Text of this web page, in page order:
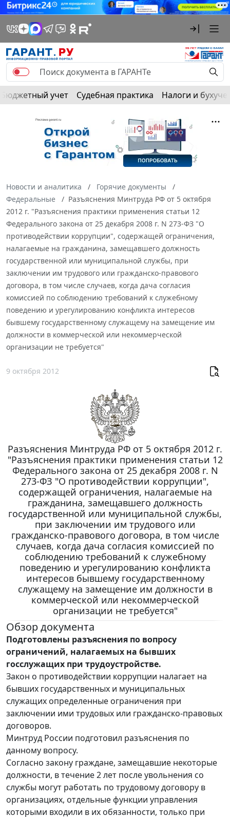
Бюджетный учет Судебная практика Налоги и
Новости и аналитика
Горячие документы
Федеральные
Разъяснения Минтруда РФ от 5 октября
2012 г. "Разъяснения практики применения статьи 12
Федерального закона от 25 декабря 2008 г. N 273-ФЗ "О
противодействии коррупции", содержащей ограничения,
налагаемые на гражданина, замещавшего должность
государственной или муниципальной службы, при
заключении им трудового или гражданско-правового
договора, в том числе случаев, когда дача согласия
комиссией по соблюдению требований к служебному
поведению и урегулированию конфликта интересов
бывшему государственному служащему на замещение им
должности в коммерческой или некоммерческой
организации не требуется"
9 октября 2012
Разъяснения Минтруда РФ от 5 октября 2012 г.
"Разъяснения практики применения статьи 12
Федерального закона от 25 декабря 2008 г. N
273-ФЗ "О противодействии коррупции",
содержащей ограничения, налагаемые на
гражданина, замещавшего должность
государственной или муниципальной службы,
при заключении им трудового или
гражданско-правового договора, в том числе
случаев, когда дача согласия комиссией по
соблюдению требований к служебному
поведению и урегулированию конфликта
интересов бывшему государственному
служащему на замещение им должности в
коммерческой или некоммерческой
организации не требуется"
Обзор документа
Подготовлены разъяснения по вопросу
ограничений, налагаемых на бывших
госслужащих при трудоустройстве.
Закон о противодействии коррупции налагает на
бывших государственных и муниципальных
служащих определенные ограничения при
заключении ими трудовых или гражданско-правовых
договоров.
Минтруд России подготовил разъяснения по
данному вопросу.
Согласно закону граждане, замещавшие некоторые
должности, в течение 2 лет после увольнения со
службы могут работать по трудовому договору в
организациях, отдельные функции управления
которыми входили в их обязанности, только при